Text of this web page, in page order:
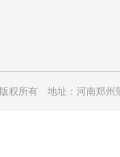
版权所有 地址：河南郑